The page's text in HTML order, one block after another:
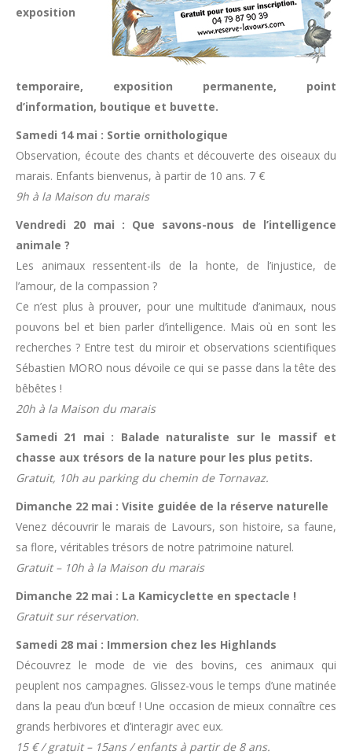
exposition
temporaire, exposition permanente, point
d’information, boutique et buvette.
Samedi 14 mai : Sortie ornithologique
Observation, écoute des chants et découverte des oiseaux du
marais. Enfants bienvenus, à partir de 10 ans. 7 €
9h à la Maison du marais
Vendredi 20 mai : Que savons-nous de l’intelligence
animale ?
Les animaux ressentent-ils de la honte, de l’injustice, de
l’amour, de la compassion ?
Ce n’est plus à prouver, pour une multitude d’animaux, nous
pouvons bel et bien parler d’intelligence. Mais où en sont les
recherches ? Entre test du miroir et observations scientifiques
Sébastien MORO nous dévoile ce qui se passe dans la tête des
bêbêtes !
20h à la Maison du marais
Samedi 21 mai : Balade naturaliste sur le massif et
chasse aux trésors de la nature pour les plus petits.
Gratuit, 10h au parking du chemin de Tornavaz.
Dimanche 22 mai : Visite guidée de la réserve naturelle
Venez découvrir le marais de Lavours, son histoire, sa faune,
sa flore, véritables trésors de notre patrimoine naturel.
Gratuit – 10h à la Maison du marais
Dimanche 22 mai : La Kamicyclette en spectacle !
Gratuit sur réservation.
Samedi 28 mai : Immersion chez les Highlands
Découvrez le mode de vie des bovins, ces animaux qui
peuplent nos campagnes. Glissez-vous le temps d’une matinée
dans la peau d’un bœuf ! Une occasion de mieux connaître ces
grands herbivores et d’interagir avec eux.
15 € / gratuit – 15ans / enfants à partir de 8 ans.